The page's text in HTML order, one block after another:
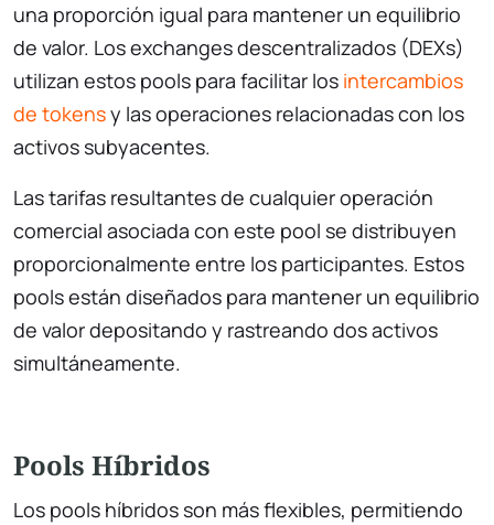
una proporción igual para mantener un equilibrio
de valor. Los exchanges descentralizados (DEXs)
utilizan estos pools para facilitar los intercambios
de tokensy las operaciones relacionadas con los
activos subyacentes.
Las tarifas resultantes de cualquier operación
comercial asociada con este pool se distribuyen
proporcionalmente entre los participantes. Estos
pools están diseñados para mantener un equilibrio
de valor depositando y rastreando dos activos
simultáneamente.
Pools Híbridos
Los pools híbridos son más flexibles, permitiendo